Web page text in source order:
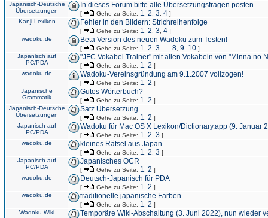
Japanisch-Deutsche
Übersetzungen
In dieses Forum bitte alle Übersetzungsfragen posten
[ Gehe zu Seite: 1 2 3 4 ]
Kanji-Lexikon
Fehler in den Bildern: Strichreihenfolge
[ Gehe zu Seite: 1 2 3 4 ]
wadoku.de
Beta Version des neuen Wadoku zum Testen!
[ Gehe zu Seite: 1 2 3 8 9 10 ]
Japanisch auf
PC/PDA
"JFC Vokabel Trainer" mit allen Vokabeln von "Minna no
[ Gehe zu Seite: 1 2 ]
wadoku.de
Wadoku-Vereinsgründung am 9.1.2007 vollzogen!
[ Gehe zu Seite: 1 2 ]
Japanische
Grammatik
Gutes Wörterbuch?
[ Gehe zu Seite: 1 2 ]
Japanisch-Deutsche
Übersetzungen
Satz Übersetzung
[ Gehe zu Seite: 1 2 ]
Japanisch auf
PC/PDA
Wadoku für Mac OS X Lexikon/Dictionary.app (9. Januar
[ Gehe zu Seite: 1 2 3 ]
wadoku.de
kleines Rätsel aus Japan
[ Gehe zu Seite: 1 2 3 ]
Japanisch auf
PC/PDA
Japanisches OCR
[ Gehe zu Seite: 1 2 ]
wadoku.de
Deutsch-Japanisch für PDA
[ Gehe zu Seite: 1 2 ]
wadoku.de
traditionelle japanische Farben
[ Gehe zu Seite: 1 2 ]
Wadoku-Wiki
Temporäre Wiki-Abschaltung (3. Juni 2022), nun wieder